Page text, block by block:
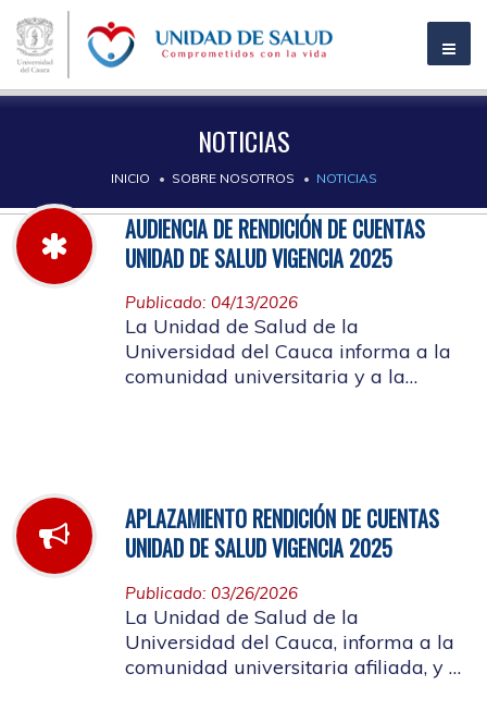
NOTICIAS
INICIO SOBRE NOSOTROS NOTICIAS
AUDIENCIA DE RENDICIÓN DE CUENTAS
UNIDAD DE SALUD VIGENCIA 2025
Publicado: 04/13/2026
La Unidad de Salud de la
Universidad del Cauca informa a la
comunidad universitaria y a la
APLAZAMIENTO RENDICIÓN DE CUENTAS
UNIDAD DE SALUD VIGENCIA 2025
Publicado: 03/26/2026
La Unidad de Salud de la
Universidad del Cauca, informa a la
comunidad universitaria afiliada, y a